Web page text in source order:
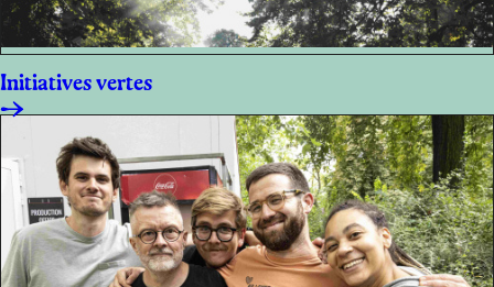
Initiatives vertes